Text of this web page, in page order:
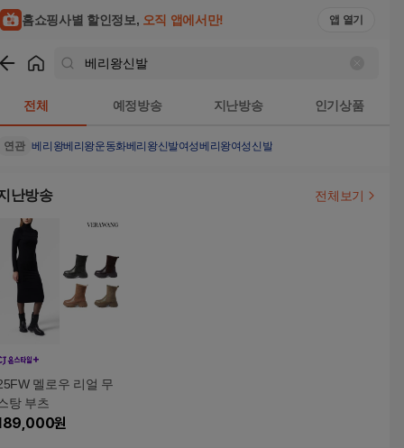
홈쇼핑사별 할인정보, 오직 앱에서만! 앱 열기
전체 예정방송 지난방송 인기상품
연관 베리왕베리왕운동화베리왕신발여성베리왕여성신발
난방송 전체보기
멜로우 리얼 무
탕 부츠
원